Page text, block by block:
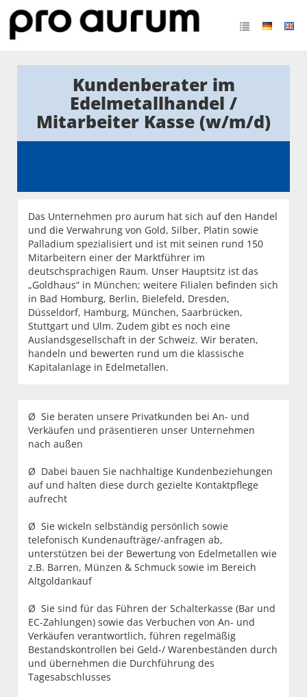
Kundenberater im
Edelmetallhandel /
Mitarbeiter Kasse (w/m/d)
Das Unternehmen pro aurum hat sich auf den Handel
und die Verwahrung von Gold, Silber, Platin sowie
Palladium spezialisiert und ist mit seinen rund 150
Mitarbeitern einer der Marktführer im
deutschsprachigen Raum. Unser Hauptsitz ist das
„Goldhaus“ in München; weitere Filialen befinden sich
in Bad Homburg, Berlin, Bielefeld, Dresden,
Düsseldorf, Hamburg, München, Saarbrücken,
Stuttgart und Ulm. Zudem gibt es noch eine
Auslandsgesellschaft in der Schweiz. Wir beraten,
handeln und bewerten rund um die klassische
Kapitalanlage in Edelmetallen.
Ø Sie beraten unsere Privatkunden bei An- und
Verkäufen und präsentieren unser Unternehmen
nach außen
Ø Dabei bauen Sie nachhaltige Kundenbeziehungen
auf und halten diese durch gezielte Kontaktpflege
aufrecht
Ø Sie wickeln selbständig persönlich sowie
telefonisch Kundenaufträge/-anfragen ab,
unterstützen bei der Bewertung von Edelmetallen wie
z.B. Barren, Münzen & Schmuck sowie im Bereich
Altgoldankauf
Ø Sie sind für das Führen der Schalterkasse (Bar und
EC-Zahlungen) sowie das Verbuchen von An- und
Verkäufen verantwortlich, führen regelmäßig
Bestandskontrollen bei Geld-/ Warenbeständen durch
und übernehmen die Durchführung des
Tagesabschlusses